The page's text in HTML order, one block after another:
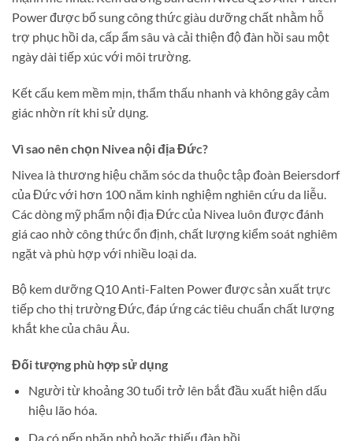
Power được bổ sung công thức giàu dưỡng chất nhằm hỗ
trợ phục hồi da, cấp ẩm sâu và cải thiện độ đàn hồi sau một
ngày dài tiếp xúc với môi trường.
Kết cấu kem mềm mịn, thẩm thấu nhanh và không gây cảm
giác nhờn rít khi sử dụng.
Vì sao nên chọn Nivea nội địa Đức?
Nivea là thương hiệu chăm sóc da thuộc tập đoàn Beiersdorf
của Đức với hơn 100 năm kinh nghiệm nghiên cứu da liễu.
Các dòng mỹ phẩm nội địa Đức của Nivea luôn được đánh
giá cao nhờ công thức ổn định, chất lượng kiểm soát nghiêm
ngặt và phù hợp với nhiều loại da.
Bộ kem dưỡng Q10 Anti-Falten Power được sản xuất trực
tiếp cho thị trường Đức, đáp ứng các tiêu chuẩn chất lượng
khắt khe của châu Âu.
Đối tượng phù hợp sử dụng
Người từ khoảng 30 tuổi trở lên bắt đầu xuất hiện dấu
hiệu lão hóa.
Da có nếp nhăn nhỏ hoặc thiếu đàn hồi.